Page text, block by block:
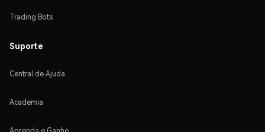
Trading Bots
Suporte
Central de Ajuda
Academia